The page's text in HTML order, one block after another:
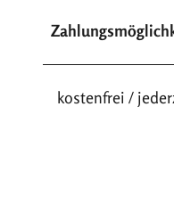
kostenfrei /